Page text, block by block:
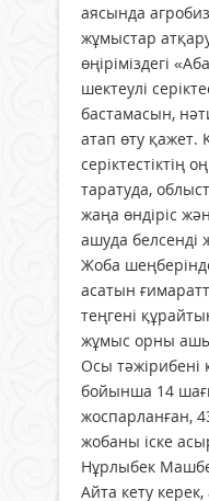
аясында
жұмыстар
өңіріміздегі
шектеулі
бастамасын,
атап өту қажет.
серіктестіктің
таратуда,
жаңа өндіріс
ашуда белсенді
Жоба
асатын
теңгені
жұмыс орны
Осы тәжірибені
бойынша 14
жоспарланған,
жобаны іске
Нұрлыбек
Айта кету